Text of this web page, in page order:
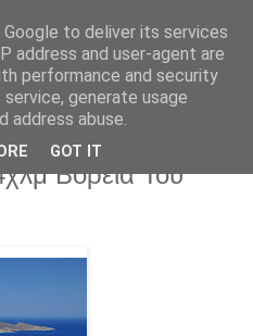
Βόρεια Του
to deliver its services
address and user-agent are
performance and security
generate usage
abuse.
GOT IT